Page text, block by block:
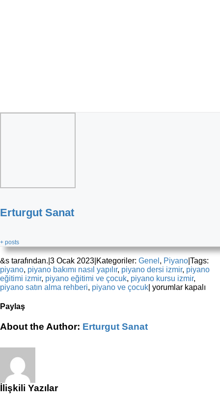
Erturgut Sanat
+ posts
&s tarafından. 3 Ocak 2023 Kategoriler: Genel , Piyano Tags:
piyano, piyano bakımı nasıl yapılır, piyano dersi izmir, piyano
eğitimi izmir, piyano eğitimi ve çocuk, piyano kursu izmir,
piyano satın alma rehberi, piyano ve çocuk En
yorumlar kapalı
Paylaş
Facebook
X
Reddit
LinkedIn
WhatsApp
Tumblr
Pinterest
Vk
E-
About the Author: Erturgut Sanat
İlişkili Yazılar